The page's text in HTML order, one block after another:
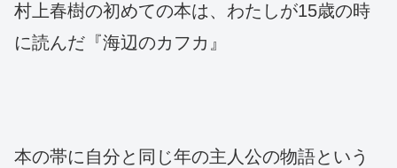
村上春樹の初めての本は、わたしが15歳の時
に読んだ『海辺のカフカ』
本の帯に自分と同じ年の主人公の物語という